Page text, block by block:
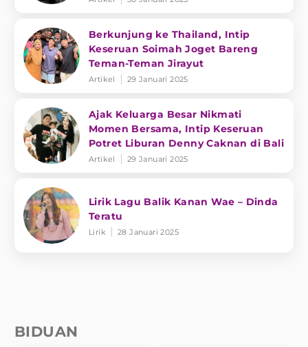
Berkunjung ke Thailand, Intip
Keseruan Soimah Joget Bareng
Teman-Teman Jirayut
Artikel 29 Januari 2025
Ajak Keluarga Besar Nikmati
Momen Bersama, Intip Keseruan
Potret Liburan Denny Caknan di Bali
Artikel 29 Januari 2025
Lirik Lagu Balik Kanan Wae – Dinda
Teratu
Lirik 28 Januari 2025
BIDUAN